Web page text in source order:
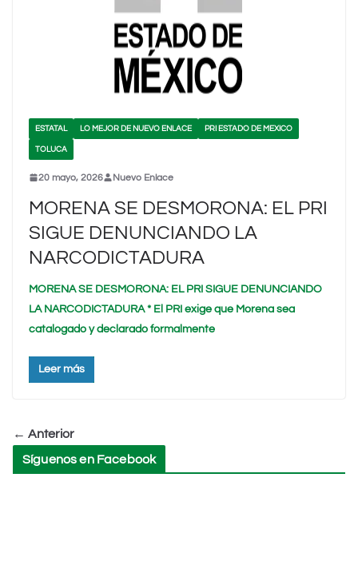
ESTATAL LO MEJOR DE NUEVO ENLACE PRI ESTADO DE MEXICO
TOLUCA
20 mayo, 2026 Nuevo Enlace
MORENA SE DESMORONA: EL PRI
SIGUE DENUNCIANDO LA
NARCODICTADURA
MORENA SE DESMORONA: EL PRI SIGUE DENUNCIANDO
LA NARCODICTADURA * El PRI exige que Morena sea
catalogado y declarado formalmente
Leer más
← Anterior
Síguenos en Facebook